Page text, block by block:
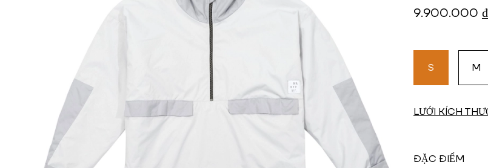
9.900.000 ₫
S M
LƯỚI KÍCH
ĐẶC ĐIỂM